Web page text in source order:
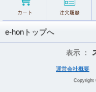
e-honトップへ
表示 ：
運営会社概要
Copyright